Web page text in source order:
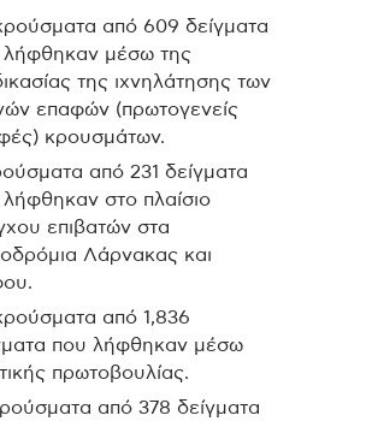
από 609 δείγματα
λήφθηκαν μέσω της
της ιχνηλάτησης των
επαφών (πρωτογενείς
κρουσμάτων.
από 231 δείγματα
στο πλαίσιο
επιβατών στα
Λάρνακας και
από 1,836
που λήφθηκαν μέσω
πρωτοβουλίας.
από 378 δείγματα